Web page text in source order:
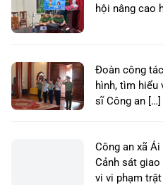
hội nâng cao
Đoàn công
hình, tìm hiểu
sĩ Công an […]
Công an xã
Cảnh sát
vi vi phạm